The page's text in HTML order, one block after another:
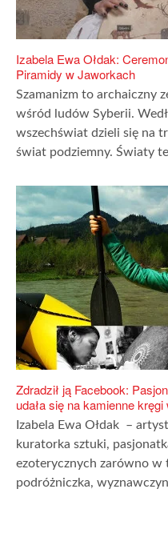
Izabela Ewa Ołdak:
Piramidy w Jaworkach
Szamanizm to archaiczny
wśród ludów Syberii.
wszechświat dzieli się na
świat podziemny. Światy te
Zdradził ją Facebook:
udała się na kamienne
Izabela Ewa Ołdak –
kuratorka sztuki,
ezoterycznych zarówno w
podróżniczka,